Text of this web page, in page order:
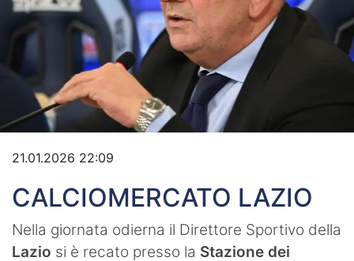
Calciomercato
Video
21.01.2026 22:09
CALCIOMERCATO LAZIO
Nella giornata odierna il Direttore Sportivo della
Lazio si è recato presso la Stazione dei